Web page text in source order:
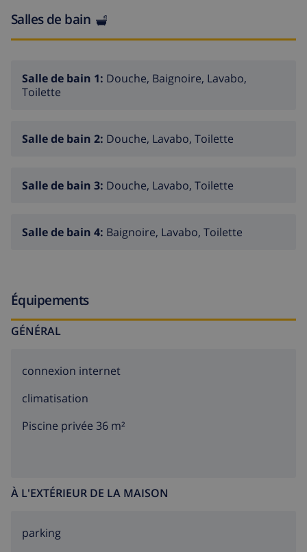
plage de sable "Playa L'Ampolla" 4 km. Terrain de golf
(9 trous) 3.5 km. Veuillez noter: voiture recommandée.
enfants groupes de jeunes sur demande seulement.
Salles de bain
Salle de bain 1: Douche, Baignoire, Lavabo,
Toilette
Salle de bain 2: Douche, Lavabo, Toilette
Salle de bain 3: Douche, Lavabo, Toilette
Salle de bain 4: Baignoire, Lavabo, Toilette
Équipements
GÉNÉRAL
connexion internet
climatisation
Piscine privée 36 m²
À L'EXTÉRIEUR DE LA MAISON
parking